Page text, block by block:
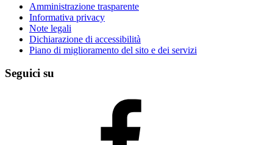
Amministrazione trasparente
Informativa privacy
Note legali
Dichiarazione di accessibilità
Piano di miglioramento del sito e dei servizi
Seguici su